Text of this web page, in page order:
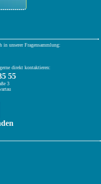
in unserer Fragensammlung:
direkt kontaktieren:
55
3